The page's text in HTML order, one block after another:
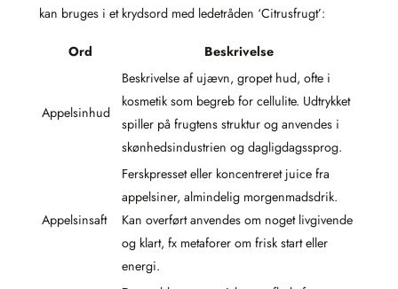
kan bruges i et krydsord med ledetråden ‘Citrusfrugt’:
Ord Beskrivelse
Appelsinhud
Beskrivelse af ujævn, gropet hud, ofte i
kosmetik som begreb for cellulite. Udtrykket
spiller på frugtens struktur og anvendes i
skønhedsindustrien og dagligdagssprog.
Appelsinsaft
Ferskpresset eller koncentreret juice fra
appelsiner, almindelig morgenmadsdrik.
Kan overført anvendes om noget livgivende
og klart, fx metaforer om frisk start eller
energi.